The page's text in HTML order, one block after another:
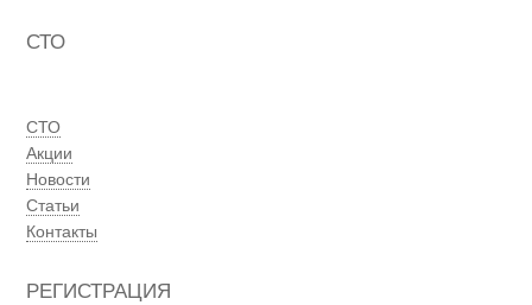
СТО
СТО
Акции
Новости
Статьи
Контакты
РЕГИСТРАЦИЯ